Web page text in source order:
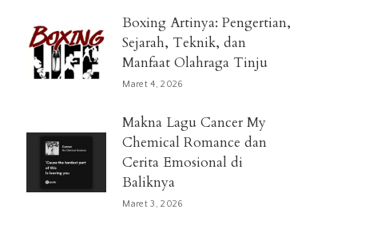
Boxing Artinya: Pengertian,
Sejarah, Teknik, dan
Manfaat Olahraga Tinju
Maret 4, 2026
Makna Lagu Cancer My
Chemical Romance dan
Cerita Emosional di
Baliknya
Maret 3, 2026